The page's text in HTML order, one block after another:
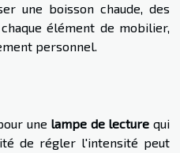
une boisson chaude, des
élément de mobilier,
personnel.
une lampe de lecture qui
de régler l'intensité peut